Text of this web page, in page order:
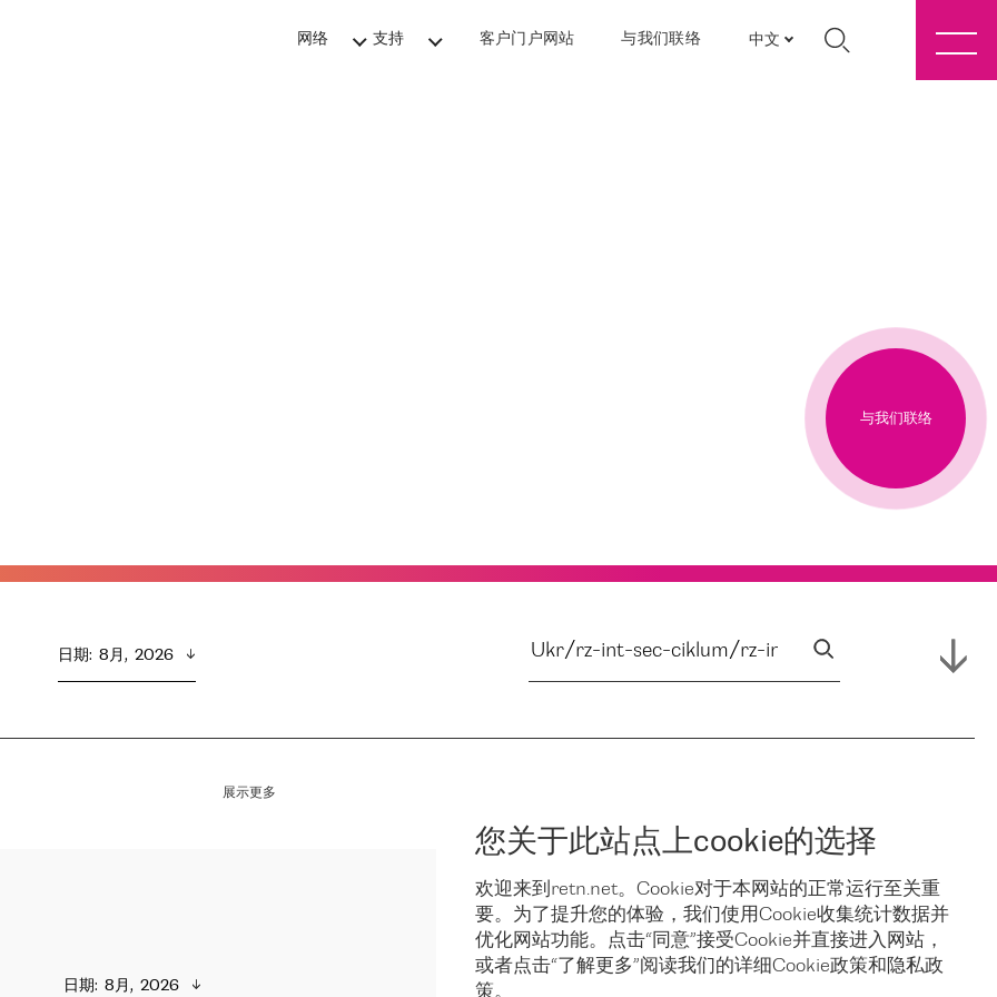
网络 支持 客户门户网站 与我们联络 中文
您关于此站点上cookie的选择
欢迎来到retn.net。Cookie对于本网站的正常运行至关重
要。为了提升您的体验，我们使用Cookie收集统计数据并
优化网站功能。点击“同意”接受Cookie并直接进入网站，
或者点击“了解更多”阅读我们的详细Cookie政策和隐私政
策。
与我们联络
日期: 8月,  2026
展示更多
日期: 8月,  2026